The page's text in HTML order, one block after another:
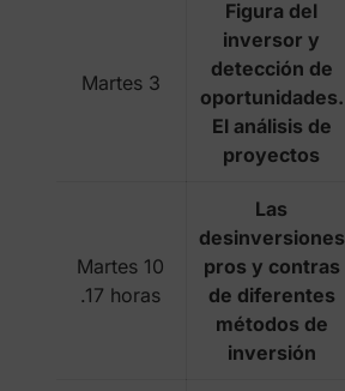
Martes 3
Figura del
inversor y
detección de
oportunidades.
El análisis de
proyectos
Martes 10
.17 horas
Las
desinversiones
pros y contras
de diferentes
métodos de
inversión